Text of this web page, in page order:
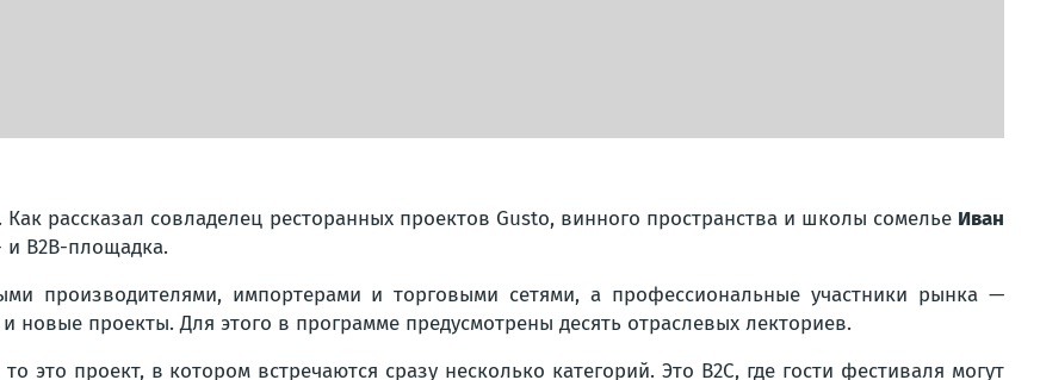
рассказал совладелец ресторанных проектов Gusto, винного пространства и школы сомелье Иван
и B2B-площадка.
производителями, импортерами и торговыми сетями, а профессиональные участники рынка —
новые проекты. Для этого в программе предусмотрены десять отраслевых лекториев.
это проект, в котором встречаются сразу несколько категорий. Это B2C, где гости фестиваля могут